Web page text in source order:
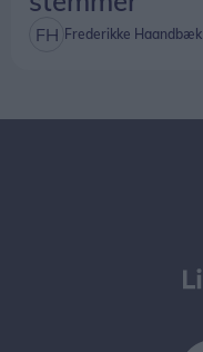
Frederikke